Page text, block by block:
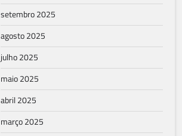
setembro 2025
agosto 2025
julho 2025
maio 2025
abril 2025
março 2025